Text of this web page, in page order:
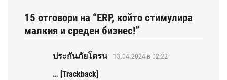
15 отговори на “ERP, който стимулира
малкия и среден бизнес!”
ประกันภัยโดรน 13.04.2024 в 02:22
… [Trackback]